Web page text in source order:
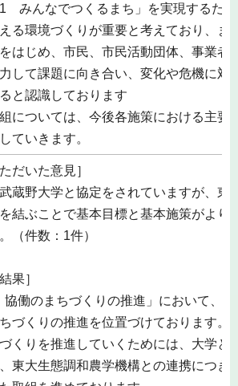
1 みんなでつくるまち」を実現するた
る環境づくりが重要と考えており、ま
はじめ、市民、市民活動団体、事業者
して課題に向き合い、変化や危機に対
と認識しております
については、今後各施策における主要
ていきます。
だいた意見］
蔵野大学と協定をされていますが、東
結ぶことで基本目標と基本施策がより
（件数：1件）
果］
働のまちづくりの推進」において、
づくりの推進を位置づけております。
くりを推進していくためには、大学と
東大生態調和農学機構との連携につき